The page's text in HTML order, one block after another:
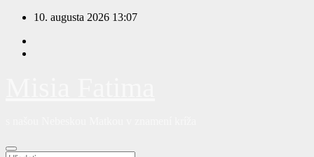
Prejsť
obsah
10. augusta 2026 13:07